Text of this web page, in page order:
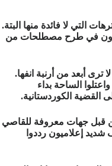
التي لا فائدة منها البتة.
في طرح مصطلحات من
أبعد من أرنبة انفها.
الساحة بداء
الكوردستانية.
قبل جهات معروفة للقاصي
إعلاميون رددوا